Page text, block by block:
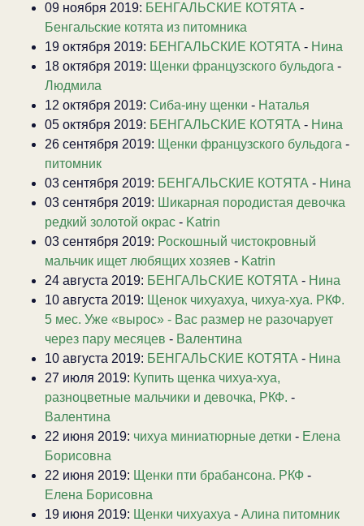
09 ноября 2019: БЕНГАЛЬСКИЕ КОТЯТА -
Бенгальские котята из питомника
19 октября 2019: БЕНГАЛЬСКИЕ КОТЯТА - Нина
18 октября 2019: Щенки французского бульдога -
Людмила
12 октября 2019: Сиба-ину щенки - Наталья
05 октября 2019: БЕНГАЛЬСКИЕ КОТЯТА - Нина
26 сентября 2019: Щенки французского бульдога -
питомник
03 сентября 2019: БЕНГАЛЬСКИЕ КОТЯТА - Нина
03 сентября 2019: Шикарная породистая девочка
редкий золотой окрас - Katrin
03 сентября 2019: Роскошный чистокровный
мальчик ищет любящих хозяев - Katrin
24 августа 2019: БЕНГАЛЬСКИЕ КОТЯТА - Нина
10 августа 2019: Щенок чихуахуа, чихуа-хуа. РКФ.
5 мес. Уже «вырос» - Вас размер не разочарует
через пару месяцев - Валентина
10 августа 2019: БЕНГАЛЬСКИЕ КОТЯТА - Нина
27 июля 2019: Купить щенка чихуа-хуа,
разноцветные мальчики и девочка, РКФ. -
Валентина
22 июня 2019: чихуа миниатюрные детки - Елена
Борисовна
22 июня 2019: Щенки пти брабансона. РКФ -
Елена Борисовна
19 июня 2019: Щенки чихуахуа - Алина питомник